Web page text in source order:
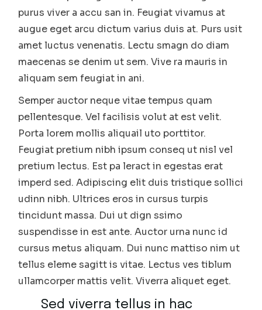
purus viver a accu san in. Feugiat vivamus at
augue eget arcu dictum varius duis at. Purs usit
amet luctus venenatis. Lectu smagn do diam
maecenas se denim ut sem. Vive ra mauris in
aliquam sem feugiat in ani.
Semper auctor neque vitae tempus quam
pellentesque. Vel facilisis volut at est velit.
Porta lorem mollis aliquail uto porttitor.
Feugiat pretium nibh ipsum conseq ut nisl vel
pretium lectus. Est pa leract in egestas erat
imperd sed. Adipiscing elit duis tristique sollici
udinn nibh. Ultrices eros in cursus turpis
tincidunt massa. Dui ut dign ssimo
suspendisse in est ante. Auctor urna nunc id
cursus metus aliquam. Dui nunc mattiso nim ut
tellus eleme sagitt is vitae. Lectus ves tiblum
ullamcorper mattis velit. Viverra aliquet eget.
Sed viverra tellus in hac